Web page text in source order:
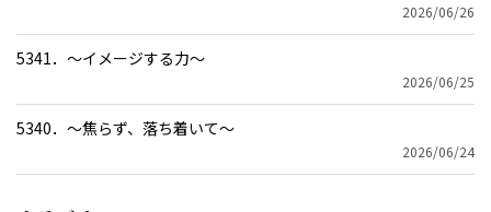
2026/06/26
5341．～イメージする力〜
2026/06/25
5340．～焦らず、落ち着いて〜
2026/06/24